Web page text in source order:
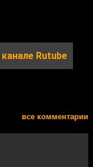
канале Rutube
все комментарии